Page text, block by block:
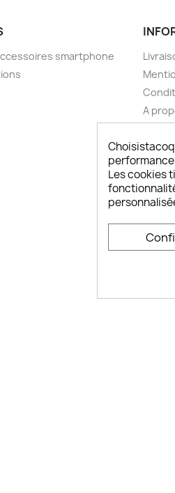
smartphone
A
FAQ
Plan
Les cookies